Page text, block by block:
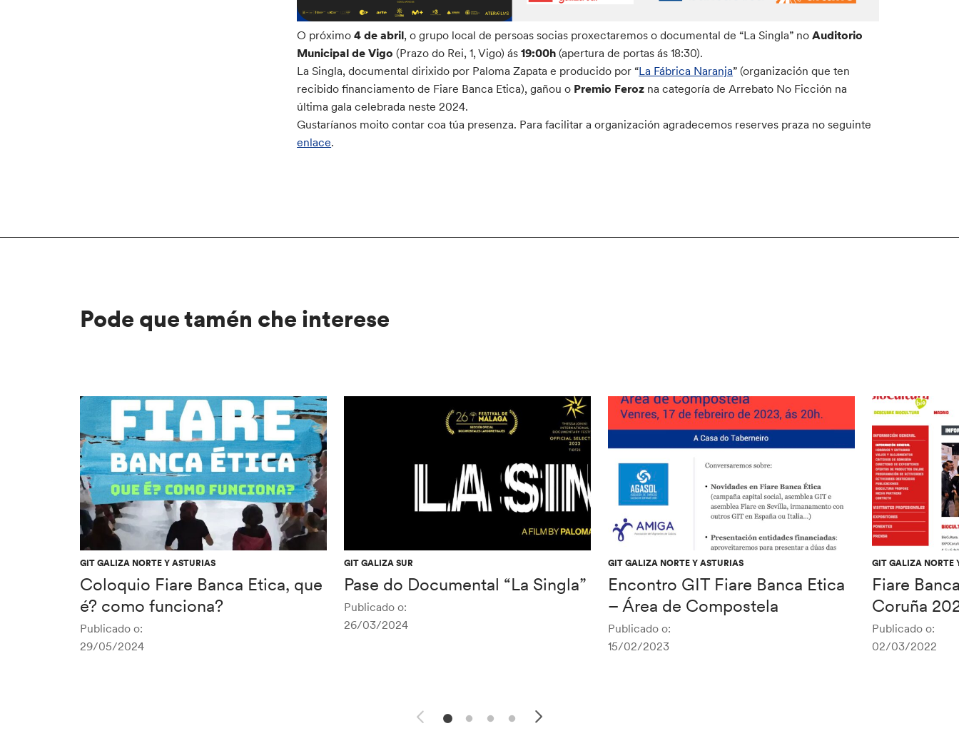
O próximo4 de abril, o grupo local de persoas socias proxectaremos o documental de “La Singla” noAuditorio
Municipal de Vigo (Prazo do Rei, 1, Vigo) ás19:00h (apertura de portas ás 18:30).
La Singla, documental dirixido por Paloma Zapata e producido por “La Fábrica Naranja” (organización que ten
recibido financiamento de Fiare Banca Etica), gañou o Premio Feroz na categoría de Arrebato No Ficción na
última gala celebrada neste 2024.
Gustaríanos moito contar coa túa presenza. Para facilitar a organización agradecemos reserves praza no seguinte
enlace.
Pode que tamén che interese
GIT GALIZA NORTE Y ASTURIAS
Coloquio Fiare Banca Etica, que
é? como funciona?
Publicado o:
29/05/2024
GIT GALIZA SUR
Pase do Documental “La Singla”
Publicado o:
26/03/2024
GIT GALIZA NORTE Y ASTURIAS
Encontro GIT Fiare Banca Etica
– Área de Compostela
Publicado o:
15/02/2023
GIT GALIZA NORTE
Fiare
Coruña
Publicado o:
02/03/2022